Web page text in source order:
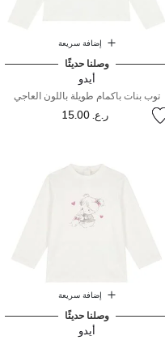
إضافة سريعة
وصلنا حديثًا
أيدو
توب بنات باكمام طويلة باللون العاجي
ر.ع. 15.00
إضافة سريعة
وصلنا حديثًا
أيدو